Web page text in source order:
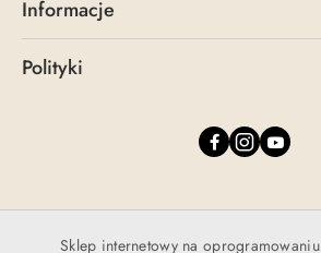
Informacje
Polityki
Sklep internetowy na oprogramowaniu